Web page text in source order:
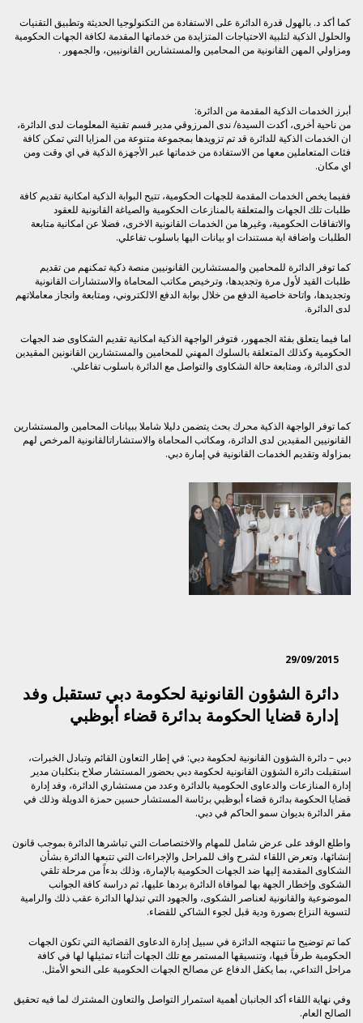
كما أكد د. بالهول قدرة الدائرة على الاستفادة من التكنولوجيا الحديثة وتطبيق التقنيات
والحلول الذكية لتلبية الاحتياجات المتزايدة من خدماتها المقدمة لكافة الجهات الحكومية
ومزاولي المهن القانونية من المحامين والمستشارين القانونيين، والجمهور .
أبرز الخدمات الذكية المقدمة من الدائرة:
من ناحية أخرى، أكدت السيدة/ ندى المرزوقي مدير قسم تقنية المعلومات لدى الدائرة،
ان الخدمات الذكية للدائرة قد تم تزويدها بمجموعة متنوعة من المزايا التي تمكن كافة
فئات المتعاملين معها من الاستفادة من خدماتها عبر الأجهزة الذكية في اي وقت ومن
اي مكان.
ففيما يخص الخدمات المقدمة للجهات الحكومية، تتيح البوابة الذكية امكانية تقديم كافة
طلبات تلك الجهات والمتعلقة بالمنازعات الحكومية والصياغة القانونية للعقود
والاتفاقات الحكومية، وغيرها من الخدمات القانونية الاخرى، فضلا عن امكانية متابعة
الطلبات واضافة اية مستندات او بيانات اليها باسلوب تفاعلي.
كما توفر الدائرة للمحامين والمستشارين القانونيين منصة ذكية تمكنهم من تقديم
طلبات القيد لأول مرة وتجديدها، وترخيص مكاتب المحاماة والاستشارات القانونية
وتجديدها، واتاحة خاصية الدفع من خلال بوابة الدفع الالكتروني، ومتابعة وانجاز معاملاتهم
لدى الدائرة.
اما فيما يتعلق بفئة الجمهور، فتوفر الواجهة الذكية امكانية تقديم الشكاوى ضد الجهات
الحكومية وكذلك المتعلقة بالسلوك المهني للمحامين والمستشارين القانونين المقيدين
لدى الدائرة، ومتابعة حالة الشكاوى والتواصل مع الدائرة باسلوب تفاعلي.
كما توفر الواجهة الذكية محرك بحث يتضمن دليلا شاملا ببيانات المحامين والمستشارين
القانونيين المقيدين لدى الدائرة، ومكاتب المحاماة والاستشاراتالقانونية المرخص لهم
بمزاولة وتقديم الخدمات القانونية في إمارة دبي.
29/09/2015
دائرة الشؤون القانونية لحكومة دبي تستقبل وفد
إدارة قضايا الحكومة بدائرة قضاء أبوظبي
دبي – دائرة الشؤون القانونية لحكومة دبي: في إطار التعاون القائم وتبادل الخبرات،
استقبلت دائرة الشؤون القانونية لحكومة دبي بحضور المستشار صلاح بنكلبان مدير
إدارة المنازعات والدعاوى الحكومية بالدائرة وعدد من مستشاري الدائرة، وفد إدارة
قضايا الحكومة بدائرة قضاء أبوظبي برئاسة المستشار حسين حمزة الدويلة وذلك في
مقر الدائرة بديوان سمو الحاكم في دبي.
واطلع الوفد على عرض شامل للمهام والاختصاصات التي تباشرها الدائرة بموجب قانون
إنشائها، وتعرض اللقاء لشرح واف للمراحل والإجراءات التي تتبعها الدائرة بشأن
الشكاوى المقدمة إليها ضد الجهات الحكومية بالإمارة، وذلك بدءاً من مرحلة تلقي
الشكوى وإخطار الجهة بها لموافاة الدائرة بردها عليها، ثم دراسة كافة الجوانب
الموضوعية والقانونية لعناصر الشكوى، والجهود التي تبذلها الدائرة عقب ذلك والرامية
لتسوية النزاع بصورة ودية قبل لجوء الشاكي للقضاء.
كما تم توضيح ما تنتهجه الدائرة في سبيل إدارة الدعاوى القضائية التي تكون الجهات
الحكومية طرفاً فيها، وتنسيقها المستمر مع تلك الجهات أثناء تمثيلها لها في كافة
مراحل التداعي، بما يكفل الدفاع عن مصالح الجهات الحكومية على النحو الأمثل.
وفي نهاية اللقاء أكد الجانبان أهمية استمرار التواصل والتعاون المشترك لما فيه تحقيق
الصالح العام.